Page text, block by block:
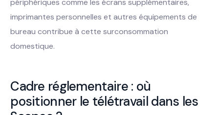
périphériques comme les écrans supplémentaires,
imprimantes personnelles et autres équipements de
bureau contribue à cette surconsommation
domestique.
Cadre réglementaire : où
positionner le télétravail dans les